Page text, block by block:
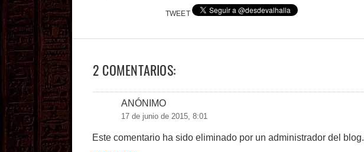
TWEET
2 COMENTARIOS:
ANÓNIMO
17 de junio de 2015, 8:01
Este comentario ha sido eliminado por un administrador del blog.